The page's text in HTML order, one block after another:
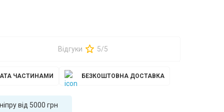
Відгуки 5/5
ЧАСТИНАМИ БЕЗКОШТОВНА ДОСТАВКА
від 5000 грн